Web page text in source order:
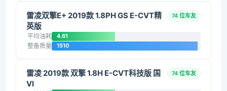
雷凌双擎E+ 2019款 1.8PH GS E-CVT精
英版
74 位车友
平均油耗 4.61
整备质量 1510
雷凌 2019款 双擎 1.8H E-CVT科技版 国
VI
74 位车友